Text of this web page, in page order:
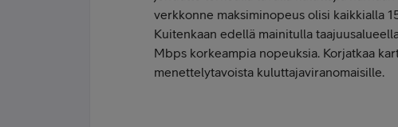
verkkonne maksiminopeus olisi kaikkialla
Kuitenkaan edellä mainitulla
Mbps korkeampia nopeuksia. Korjatkaa
menettelytavoista kuluttajaviranomaisille.